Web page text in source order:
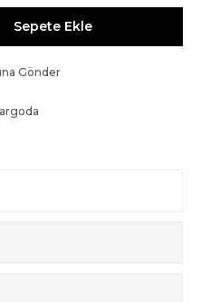
Sepete Ekle
Gönder